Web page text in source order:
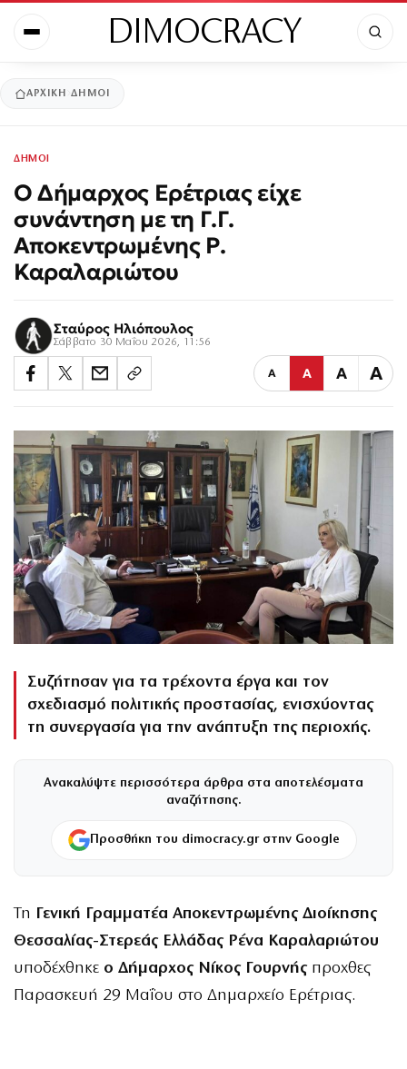
DIMOCRACY
ΑΡΧΙΚΉ ΔΗΜΟΙ
ΔΗΜΟΙ
Ο Δήμαρχος Ερέτριας είχε
συνάντηση με τη Γ.Γ.
Αποκεντρωμένης Ρ.
Καραλαριώτου
Σταύρος Ηλιόπουλος
Σάββατο 30 Μαΐου 2026, 11:56
Α Α Α Α
Συζήτησαν για τα τρέχοντα έργα και τον
σχεδιασμό πολιτικής προστασίας, ενισχύοντας
τη συνεργασία για την ανάπτυξη της περιοχής.
Ανακαλύψτε περισσότερα άρθρα στα αποτελέσματα
αναζήτησης.
Προσθήκη του dimocracy.gr στην Google
Τη Γενική Γραμματέα Αποκεντρωμένης Διοίκησης
Θεσσαλίας-Στερεάς Ελλάδας Ρένα Καραλαριώτου
υποδέχθηκε ο Δήμαρχος Νίκος Γουρνής προχθες
Παρασκευή 29 Μαΐου στο Δημαρχείο Ερέτριας.